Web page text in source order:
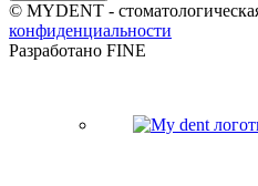
© MYDENT -
конфиденциальности
Разработано FINE